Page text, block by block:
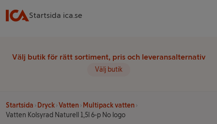
Startsida ica.se
Välj butik för rätt sortiment, pris och leveransalternativ
Välj butik
Startsida Dryck Vatten
Multipack vatten
Vatten Kolsyrad Naturell 1,5l 6-p No logo